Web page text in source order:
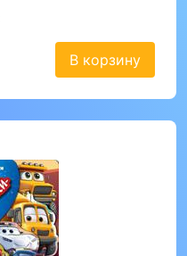
В корзину